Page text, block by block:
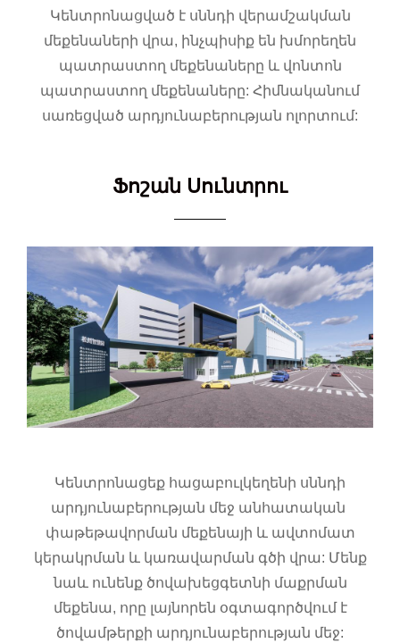
Կենտրոնացված է սննդի վերամշակման
մեքենաների վրա, ինչպիսիք են խմորեղեն
պատրաստող մեքենաները և վոնտոն
պատրաստող մեքենաները: Հիմնականում
սառեցված արդյունաբերության ոլորտում:
Ֆոշան Սունտրու
Կենտրոնացեք հացաբուլկեղենի սննդի
արդյունաբերության մեջ անհատական ​​
փաթեթավորման մեքենայի և ավտոմատ
կերակրման և կառավարման գծի վրա: Մենք
նաև ունենք ծովախեցգետնի մաքրման
մեքենա, որը լայնորեն օգտագործվում է
ծովամթերքի արդյունաբերության մեջ: